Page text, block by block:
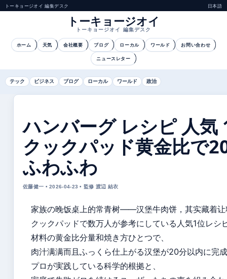
トーキョージオイ 編集デスク 日本語
トーキョージオイ
トーキョージオイ 編集デスク
ホーム 天気 会社概要 ブログ ローカル ワールド お問い合わせ
ニュースレター
テック ビジネス ブログ ローカル ワールド 政治
ハンバーグ レシピ 人気
クックパッド黄金比で
ふわふわ
佐藤健一 • 2026-04-23 • 監修 渡辺 結衣
家族の晚饭桌上的常青树——汉堡牛肉饼，其实藏着让
クックパッドで数万人が参考にしている人気1位レシ
材料の黄金比分量和焼き方ひとつで、
肉汁满满而且ふっくら仕上がる汉堡が20分以内に完
プロが実践している科学的根拠と、